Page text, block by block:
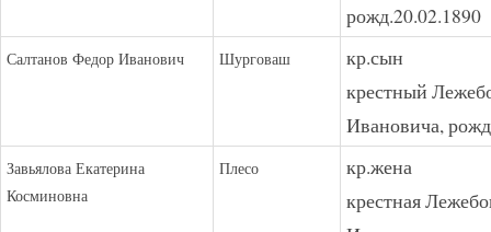
рожд.20.02.1890
Салтанов Федор Иванович Шурговаш
кр.сын
крестный
Ивановича,
Завьялова Екатерина
Косминовна
Плесо
кр.жена
крестная